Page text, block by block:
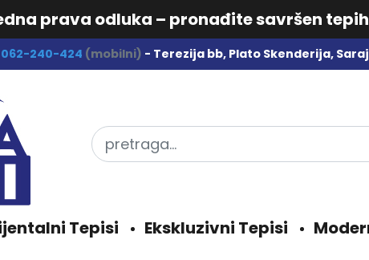
prava odluka – pronađite savršen
062-240-424 (mobilni) - Terezija bb, Plato Skenderija,
Tepisi Ekskluzivni Tepisi